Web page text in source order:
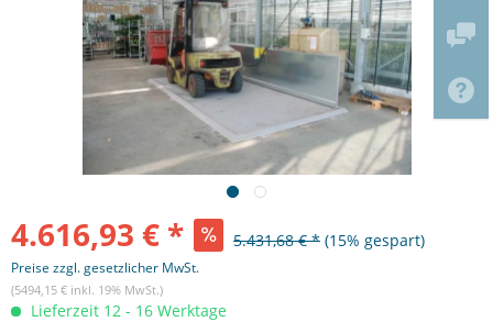
4.616,93 € * 5.431,68 € * (15% gespart)
Preise zzgl. gesetzlicher MwSt.
(5494,15 € inkl. 19% MwSt.)
Lieferzeit 12 - 16 Werktage